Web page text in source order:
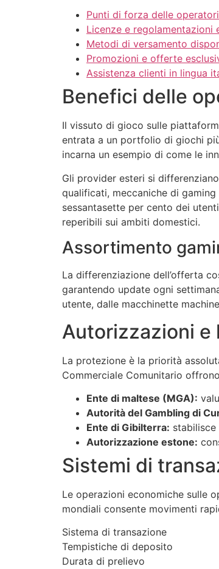
Punti di forza delle
Licenze e regolamentazioni
Metodi di versamento
Promozioni e offerte
Assistenza clienti in lingua
Benefici delle
Il vissuto di gioco sulle
entrata a un portfolio di giochi
incarna un esempio di come le
Gli provider esteri si
qualificati, meccaniche di
sessantasette per cento dei
reperibili sui ambiti domestici.
Assortimento
La differenziazione dell’offerta
garantendo update ogni
utente, dalle macchinette
Autorizzazioni e
La protezione è la priorità
Commerciale Comunitario
Ente di maltese (MGA):
Autorità del Gambling di
Ente di Gibilterra:
Autorizzazione estone:
Sistemi di
Le operazioni economiche sulle
mondiali consente movimenti
Sistema di transazione
Tempistiche di deposito
Durata di prelievo